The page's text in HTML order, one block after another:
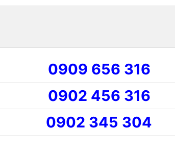
0909 656 316
0902 456 316
0902 345 304